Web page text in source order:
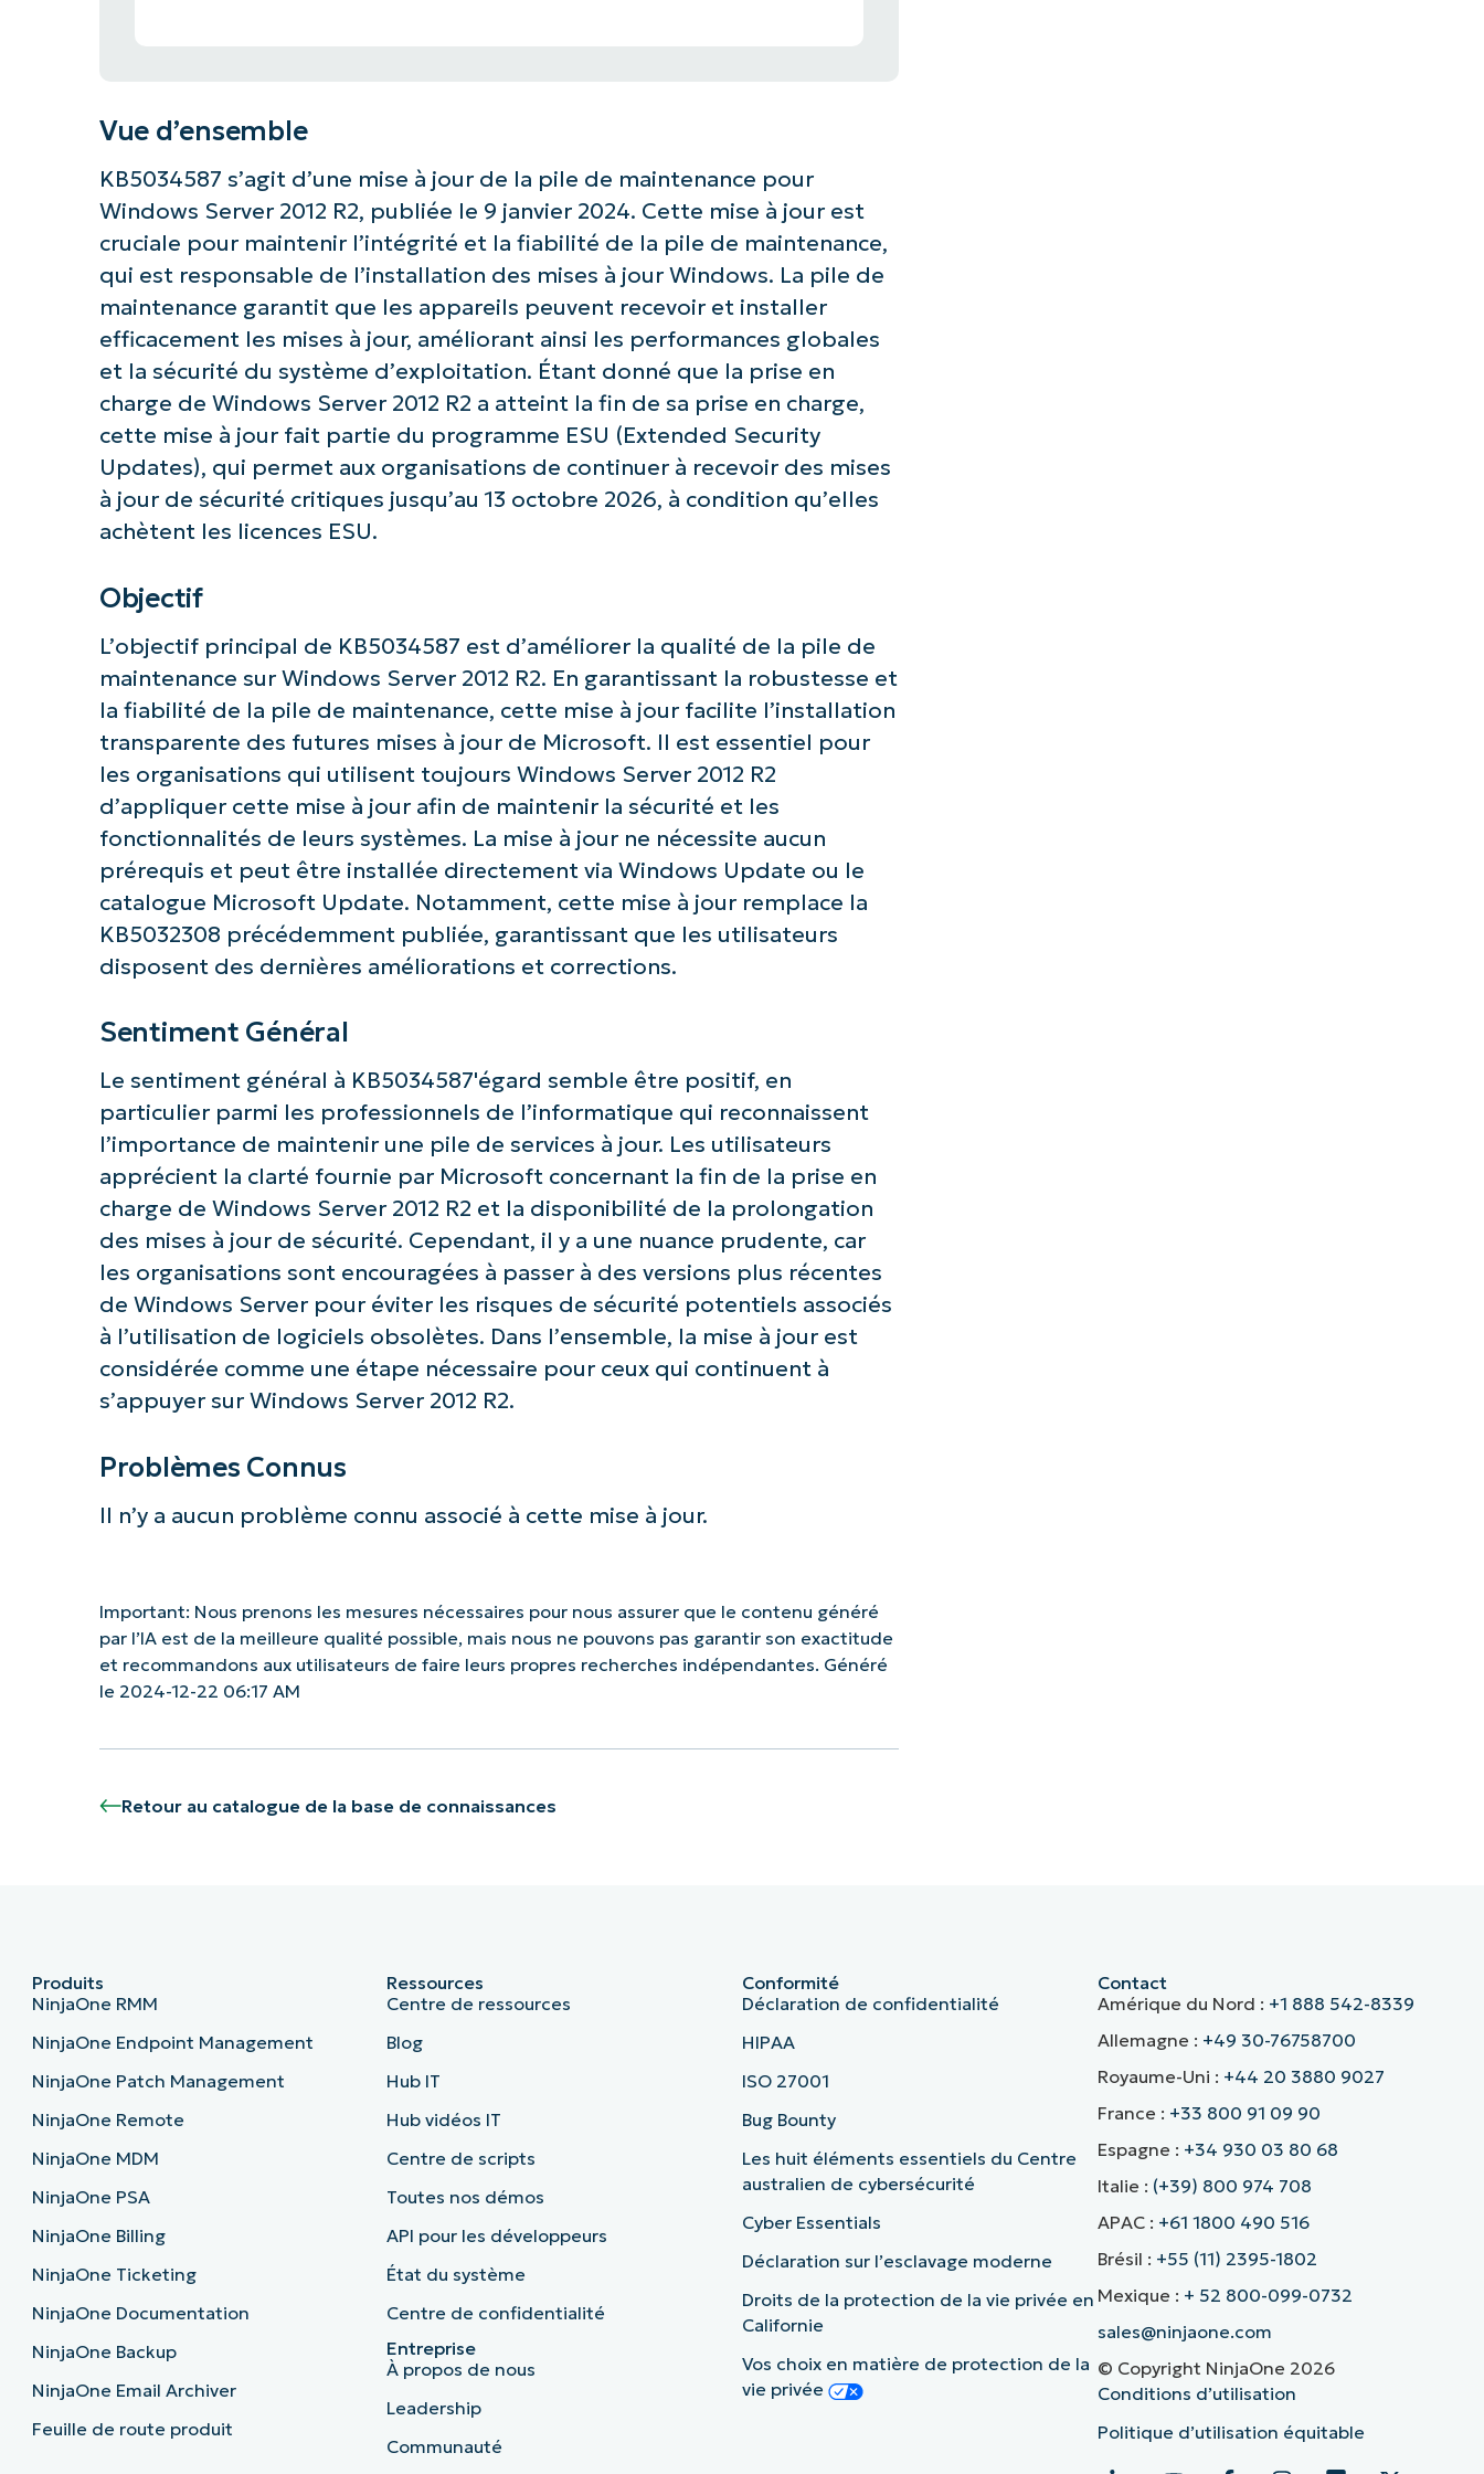
Vue d’ensemble
KB5034587 s’agit d’une mise à jour de la pile de maintenance pour
Windows Server 2012 R2, publiée le 9 janvier 2024. Cette mise à jour est
cruciale pour maintenir l’intégrité et la fiabilité de la pile de maintenance,
qui est responsable de l’installation des mises à jour Windows. La pile de
maintenance garantit que les appareils peuvent recevoir et installer
efficacement les mises à jour, améliorant ainsi les performances globales
et la sécurité du système d’exploitation. Étant donné que la prise en
charge de Windows Server 2012 R2 a atteint la fin de sa prise en charge,
cette mise à jour fait partie du programme ESU (Extended Security
Updates), qui permet aux organisations de continuer à recevoir des mises
à jour de sécurité critiques jusqu’au 13 octobre 2026, à condition qu’elles
achètent les licences ESU.
Objectif
L’objectif principal de KB5034587 est d’améliorer la qualité de la pile de
maintenance sur Windows Server 2012 R2. En garantissant la robustesse et
la fiabilité de la pile de maintenance, cette mise à jour facilite l’installation
transparente des futures mises à jour de Microsoft. Il est essentiel pour
les organisations qui utilisent toujours Windows Server 2012 R2
d’appliquer cette mise à jour afin de maintenir la sécurité et les
fonctionnalités de leurs systèmes. La mise à jour ne nécessite aucun
prérequis et peut être installée directement via Windows Update ou le
catalogue Microsoft Update. Notamment, cette mise à jour remplace la
KB5032308 précédemment publiée, garantissant que les utilisateurs
disposent des dernières améliorations et corrections.
Sentiment Général
Le sentiment général à KB5034587'égard semble être positif, en
particulier parmi les professionnels de l’informatique qui reconnaissent
l’importance de maintenir une pile de services à jour. Les utilisateurs
apprécient la clarté fournie par Microsoft concernant la fin de la prise en
charge de Windows Server 2012 R2 et la disponibilité de la prolongation
des mises à jour de sécurité. Cependant, il y a une nuance prudente, car
les organisations sont encouragées à passer à des versions plus récentes
de Windows Server pour éviter les risques de sécurité potentiels associés
à l’utilisation de logiciels obsolètes. Dans l’ensemble, la mise à jour est
considérée comme une étape nécessaire pour ceux qui continuent à
s’appuyer sur Windows Server 2012 R2.
Problèmes Connus
Il n’y a aucun problème connu associé à cette mise à jour.
Important: Nous prenons les mesures nécessaires pour nous assurer que le contenu généré
par l’IA est de la meilleure qualité possible, mais nous ne pouvons pas garantir son exactitude
et recommandons aux utilisateurs de faire leurs propres recherches indépendantes. Généré
le 2024-12-22 06:17 AM
Retour au catalogue de la base de connaissances
Commencez avec les analyses de KB pilotées par l'IA de
NinjaOne !
First
and
name*
Business
email*
Phone
number*
Produits
NinjaOne RMM
NinjaOne Endpoint Management
NinjaOne Patch Management
NinjaOne Remote
NinjaOne MDM
NinjaOne PSA
NinjaOne Billing
NinjaOne Ticketing
NinjaOne Documentation
NinjaOne Backup
NinjaOne Email Archiver
Feuille de route produit
Ressources
Centre de ressources
Blog
Hub IT
Hub vidéos IT
Centre de scripts
Toutes nos démos
API pour les développeurs
État du système
Centre de confidentialité
Entreprise
À propos de nous
Leadership
Communauté
Conformité
Déclaration de confidentialité
HIPAA
ISO 27001
Bug Bounty
Les huit éléments essentiels du Centre
australien de cybersécurité
Cyber Essentials
Déclaration sur l’esclavage moderne
Droits de la protection de la vie privée en
Californie
Vos choix en matière de protection de la
vie privée
Contact
Amérique du Nord : +1 888 542-8339
Allemagne : +49 30-76758700
Royaume-Uni : +44 20 3880 9027
France : +33 800 91 09 90
Espagne : +34 930 03 80 68
Italie : (+39) 800 974 708
APAC : +61 1800 490 516
Brésil : +55 (11) 2395-1802
Mexique : + 52 800-099-0732
sales@ninjaone.com
© Copyright NinjaOne 2026
Conditions d’utilisation
Politique d’utilisation équitable